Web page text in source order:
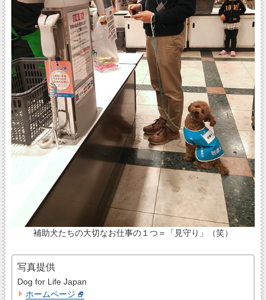
補助犬たちの大切なお仕事の１つ＝「見守り」（笑）
写真提供
Dog for Life Japan
ホームページ